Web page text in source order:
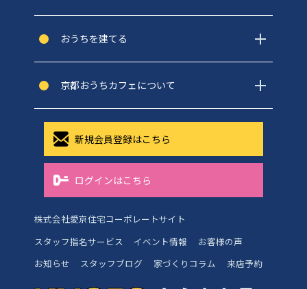
おうちを建てる
京都おうちカフェについて
新規会員登録はこちら
ログインはこちら
株式会社愛京住宅コーポレートサイト
スタッフ指名サービス
イベント情報
お客様の声
お知らせ
スタッフブログ 家づくりコラム 来店予約